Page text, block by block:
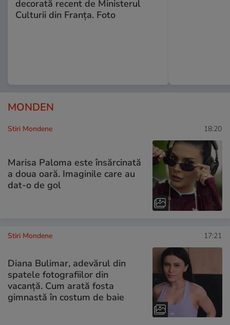
decorată recent de Ministerul
Culturii din Franța. Foto
MONDEN
Stiri Mondene 18:20
Marisa Paloma este însărcinată
a doua oară. Imaginile care au
dat-o de gol
Stiri Mondene 17:21
Diana Bulimar, adevărul din
spatele fotografiilor din
vacanță. Cum arată fosta
gimnastă în costum de baie